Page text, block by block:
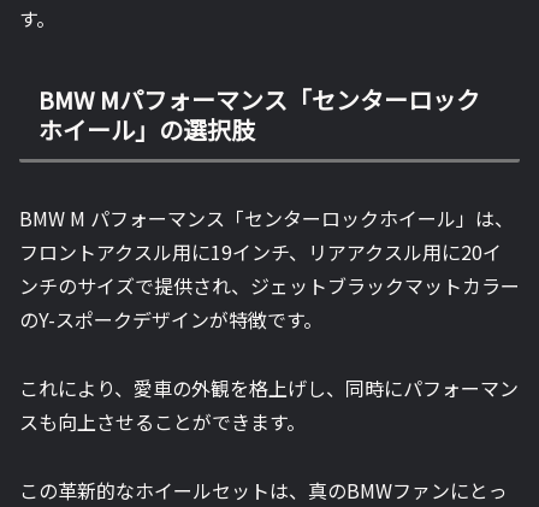
す。
BMW Mパフォーマンス「センターロック
ホイール」の選択肢
BMW M パフォーマンス「センターロックホイール」は、
フロントアクスル用に19インチ、リアアクスル用に20イ
ンチのサイズで提供され、ジェットブラックマットカラー
のY-スポークデザインが特徴です。
これにより、愛車の外観を格上げし、同時にパフォーマン
スも向上させることができます。
この革新的なホイールセットは、真のBMWファンにとっ